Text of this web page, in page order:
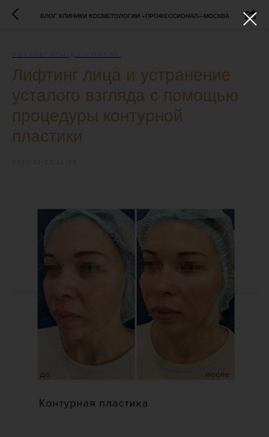
БЛОГ КЛИНИКИ КОСМЕТОЛОГИИ «ПРОФЕССИОНАЛ»-МОСКВА
Лифтинг лица и устранение
усталого взгляда с помощью
процедуры контурной
пластики